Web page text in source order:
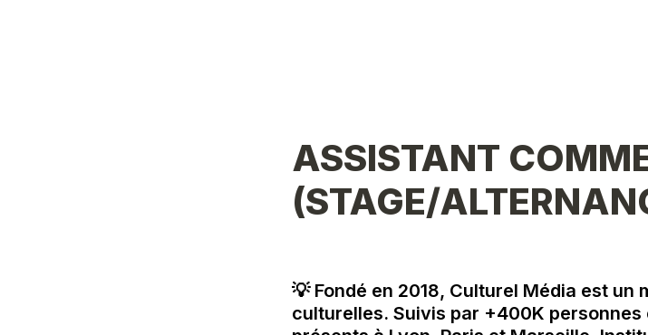
ASSISTANT
(STAGE/
💡 Fondé en 2018, Culturel Média est un
culturelles. Suivis par +400K personnes